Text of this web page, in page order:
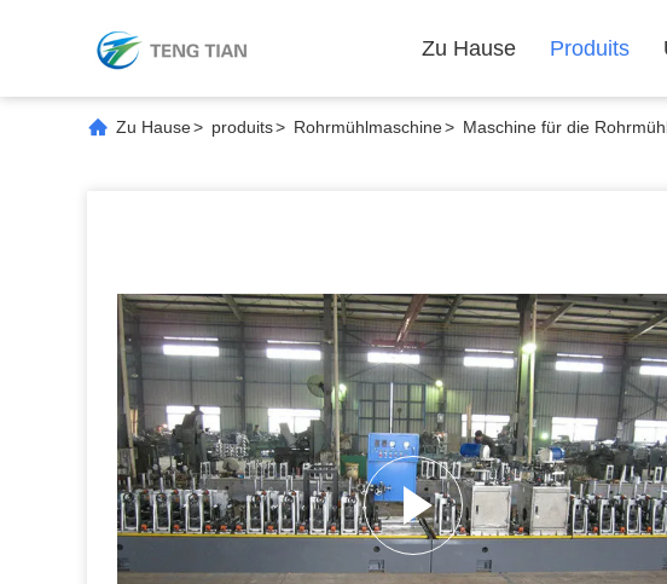
Zu Hause Produits
Zu Hause> produits> Rohrmühlmaschine> Maschine für die